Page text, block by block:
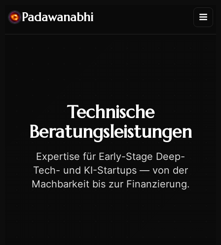
Padawanabhi
Technische
Beratungsleistungen
Expertise für Early-Stage Deep-
Tech- und KI-Startups — von der
Machbarkeit bis zur Finanzierung.